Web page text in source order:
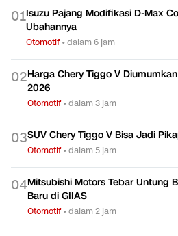
01Isuzu Pajang Modifikasi D-Max
Ubahannya
Otomotif•dalam 6 jam
02Harga Chery Tiggo V
2026
Otomotif•dalam 3 jam
03SUV Chery Tiggo V Bisa Jadi
Otomotif•dalam 5 jam
04Mitsubishi Motors Tebar Untung
Baru di GIIAS
Otomotif•dalam 2 jam